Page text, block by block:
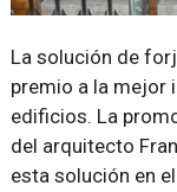
La solución de
premio a la mejor
edificios. La
del arquitecto
esta solución en